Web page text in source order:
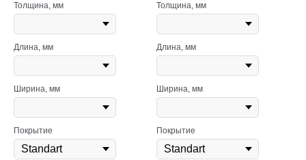
Толщина, мм
Длина, мм
Ширина, мм
Покрытие
Толщина, мм
Длина, мм
Ширина, мм
Покрытие